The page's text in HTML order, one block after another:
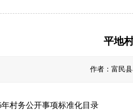
平地
作者：富民
村务公开事项标准化目录